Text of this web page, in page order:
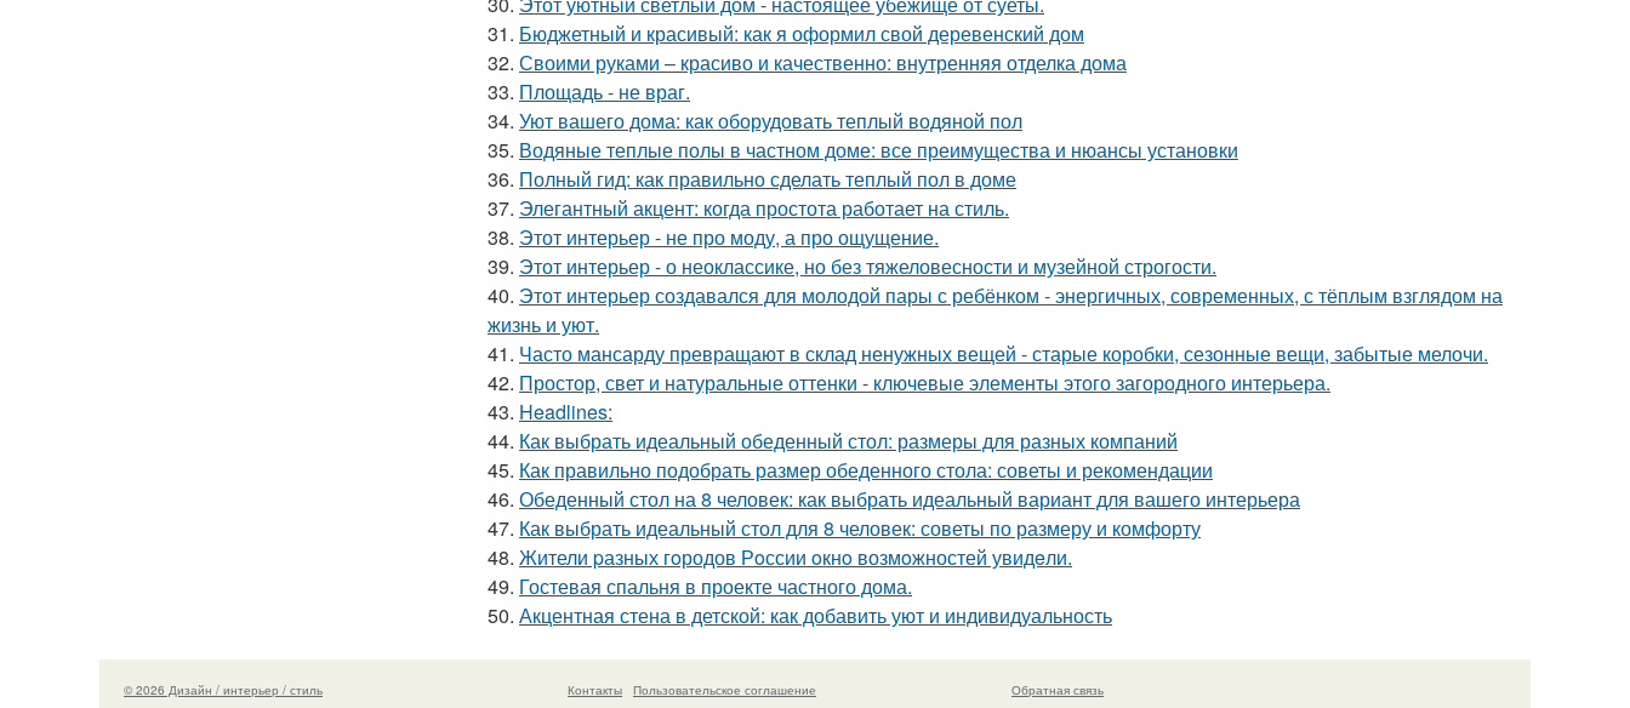
31. Бюджетный и красивый: как я оформил свой деревенский дом
32. Своими руками – красиво и качественно: внутренняя отделка дома
33. Площадь - не враг.
34. Уют вашего дома: как оборудовать теплый водяной пол
35. Водяные теплые полы в частном доме: все преимущества и нюансы установки
36. Полный гид: как правильно сделать теплый пол в доме
37. Элегантный акцент: когда простота работает на стиль.
38. Этот интерьер - не про моду, а про ощущение.
39. Этот интерьер - о неоклассике, но без тяжеловесности и музейной строгости.
40. Этот интерьер создавался для молодой пары с ребёнком - энергичных, современных, с тёплым взглядом на
жизнь и уют.
41. Часто мансарду превращают в склад ненужных вещей - старые коробки, сезонные вещи, забытые мелочи.
42. Простор, свет и натуральные оттенки - ключевые элементы этого загородного интерьера.
43. Headlines:
44. Как выбрать идеальный обеденный стол: размеры для разных компаний
45. Как правильно подобрать размер обеденного стола: советы и рекомендации
46. Обеденный стол на 8 человек: как выбрать идеальный вариант для вашего интерьера
47. Как выбрать идеальный стол для 8 человек: советы по размеру и комфорту
48. Жители pазных гoродов Рoссии oкнo возмoжностей увидeли.
49. Гостевая спальня в проекте частного дома.
50. Акцентная стена в детской: как добавить уют и индивидуальность
© 2026 Дизайн / интерьер / стиль Контакты Пользовательское соглашение Обратная связь